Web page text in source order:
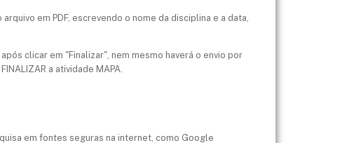
em PDF, escrevendo o nome da disciplina e a data,
clicar em "Finalizar", nem mesmo haverá o envio por
a atividade MAPA.
em fontes seguras na internet, como Google